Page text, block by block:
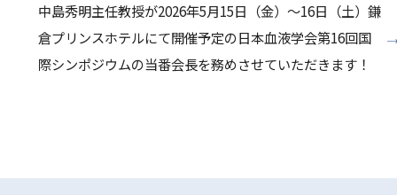
中島秀明主任教授が2026年5月15日（金）～16日（土）鎌
倉プリンスホテルにて開催予定の日本血液学会第16回国
際シンポジウムの当番会長を務めさせていただきます！